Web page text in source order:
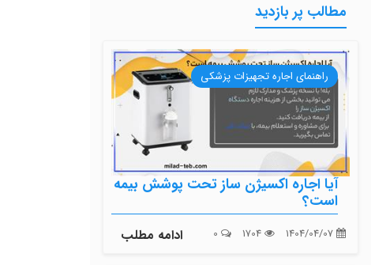
مطالب پر بازدید
راهنمای اجاره تجهیزات پزشکی
آیا اجاره اکسیژن ساز تحت پوشش بیمه
است؟
ادامه مطلب